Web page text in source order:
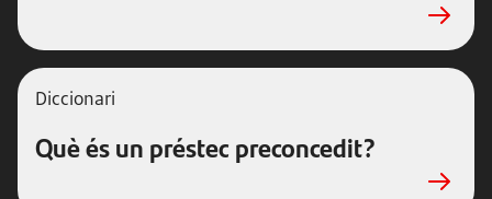
Diccionari
Què és un préstec preconcedit?